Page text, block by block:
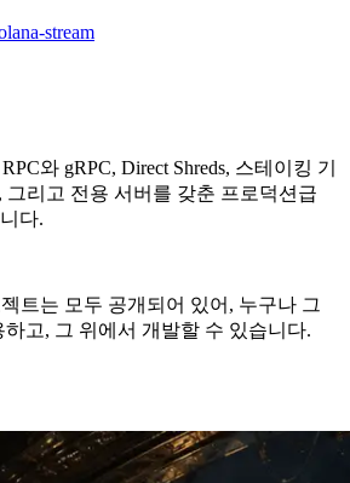
stream
와 gRPC, Direct Shreds, 스테이킹 기
그리고 전용 서버를 갖춘 프로덕션급
다.
트는 모두 공개되어 있어, 누구나 그
고, 그 위에서 개발할 수 있습니다.